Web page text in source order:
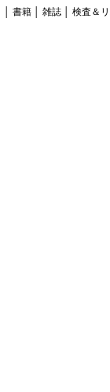
書籍 雑誌 検査＆